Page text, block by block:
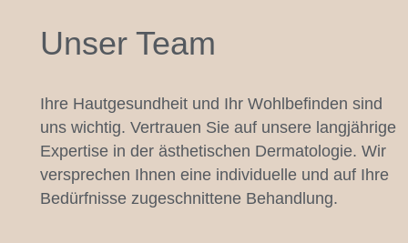
Unser Team
Ihre Hautgesundheit und Ihr Wohlbefinden sind
uns wichtig. Vertrauen Sie auf unsere langjährige
Expertise in der ästhetischen Dermatologie. Wir
versprechen Ihnen eine individuelle und auf Ihre
Bedürfnisse zugeschnittene Behandlung.